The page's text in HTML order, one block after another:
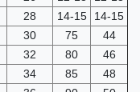
28 14-15
14-15
30 75
44
32 80
46
34 85
48